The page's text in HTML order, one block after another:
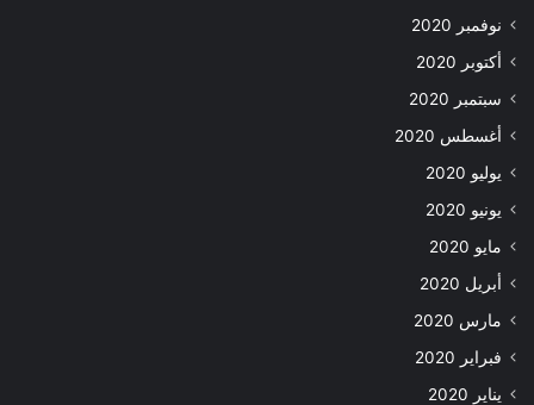
نوفمبر 2020
أكتوبر 2020
سبتمبر 2020
أغسطس 2020
يوليو 2020
يونيو 2020
مايو 2020
أبريل 2020
مارس 2020
فبراير 2020
يناير 2020